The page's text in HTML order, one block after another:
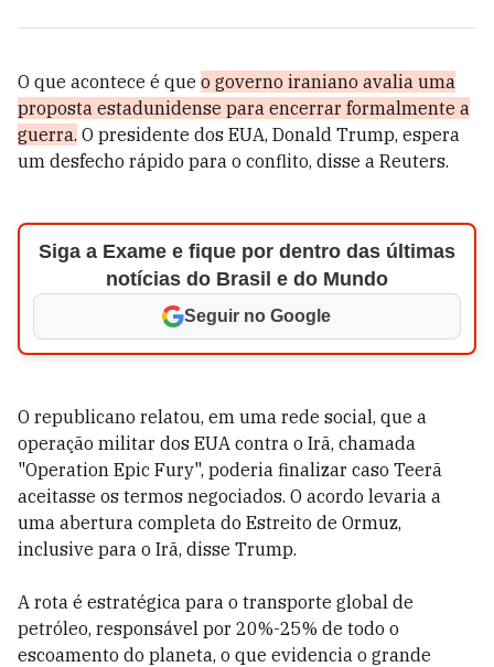
O que acontece é que o governo iraniano avalia uma
proposta estadunidense para encerrar formalmente a
guerra. O presidente dos EUA, Donald Trump, espera
um desfecho rápido para o conflito, disse a Reuters.
Siga a Exame e fique por dentro das últimas
notícias do Brasil e do Mundo
Seguir no Google
O republicano relatou, em uma rede social, que a
operação militar dos EUA contra o Irã, chamada
"Operation Epic Fury", poderia finalizar caso Teerã
aceitasse os termos negociados. O acordo levaria a
uma abertura completa do Estreito de Ormuz,
inclusive para o Irã, disse Trump.
A rota é estratégica para o transporte global de
petróleo, responsável por 20%-25% de todo o
escoamento do planeta, o que evidencia o grande